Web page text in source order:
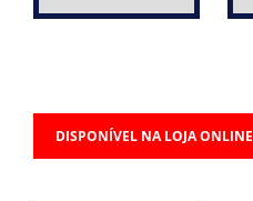
DISPONÍVEL NA LOJA ONLINE